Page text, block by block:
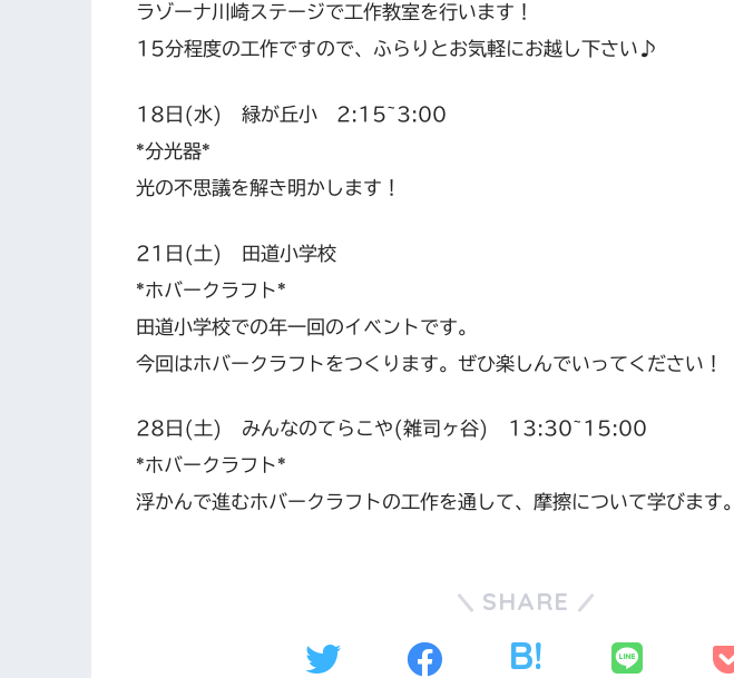
ラゾーナ川崎ステージで工作教室を行います！
15分程度の工作ですので、ふらりとお気軽にお越し下さい♪
18日(水) 緑が丘小 2:15~3:00
*分光器*
光の不思議を解き明かします！
21日(土) 田道小学校
*ホバークラフト*
田道小学校での年一回のイベントです。
今回はホバークラフトをつくります。ぜひ楽しんでいってください！
28日(土) みんなのてらこや(雑司ヶ谷) 13:30~15:00
*ホバークラフト*
浮かんで進むホバークラフトの工作を通して、摩擦について学びます。
SHARE